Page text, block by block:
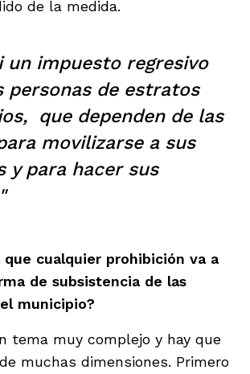
de la medida.
un impuesto regresivo
personas de estratos
que dependen de las
movilizarse a sus
y para hacer sus
que cualquier prohibición va a
de subsistencia de las
municipio?
tema muy complejo y hay que
muchas dimensiones. Primero